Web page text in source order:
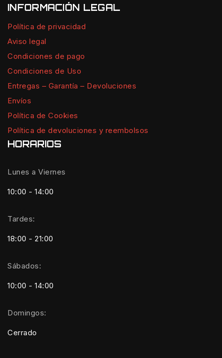
INFORMACIÓN LEGAL
Política de privacidad
Aviso legal
Condiciones de pago
Condiciones de Uso
Entregas – Garantía – Devoluciones
Envíos
Política de Cookies
Política de devoluciones y reembolsos
HORARIOS
Lunes a Viernes
10:00 - 14:00
Tardes:
18:00 - 21:00
Sábados:
10:00 - 14:00
Domingos:
Cerrado